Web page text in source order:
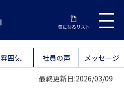
気になるリスト
雰囲気 社員の声 メッセージ
最終更新日:2026/03/09